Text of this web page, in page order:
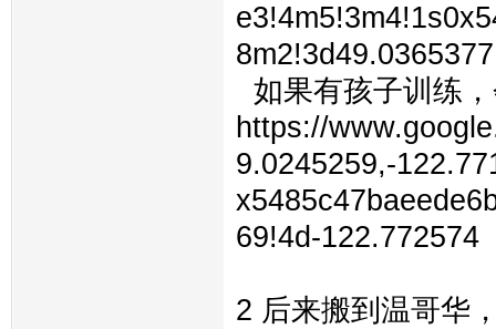
如果有孩子训练
https://
9.0245259,-
69!4d-122.772574
2 后来搬到温哥华